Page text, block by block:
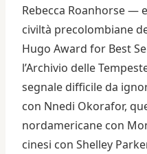
Rebecca Roanhorse —
civiltà precolombiane
Hugo Award for Best
l’Archivio delle
segnale difficile da
con Nnedi Okorafor,
nordamericane con
cinesi con Shelley